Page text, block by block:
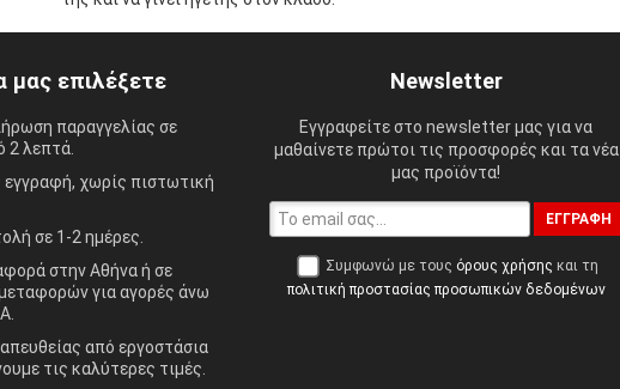
μας επιλέξετε
παραγγελίας σε
2 λεπτά.
χωρίς πιστωτική
σε 1-2 ημέρες.
στην Αθήνα ή σε
για αγορές άνω
από εργοστάσια
τις καλύτερες τιμές.
Newsletter
Εγγραφείτε στο newsletter μας για να
μαθαίνετε πρώτοι τις προσφορές και τα νέα
μας προϊόντα!
ΕΓΓΡΑΦΉ
Συμφωνώ με τους όρους χρήσης και τη
πολιτική προστασίας προσωπικών δεδομένων